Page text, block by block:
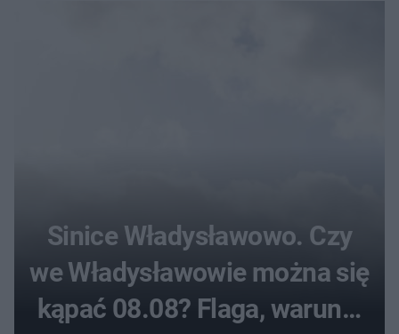
Sinice Władysławowo. Czy
we Władysławowie można się
kąpać 08.08? Flaga, warunki